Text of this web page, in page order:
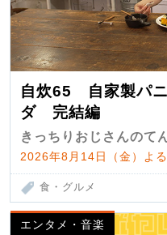
自炊65 自家製パ
ダ 完結編
きっちりおじさんのて
2026年8月14日（金）よ
食・グルメ
エンタメ・音楽